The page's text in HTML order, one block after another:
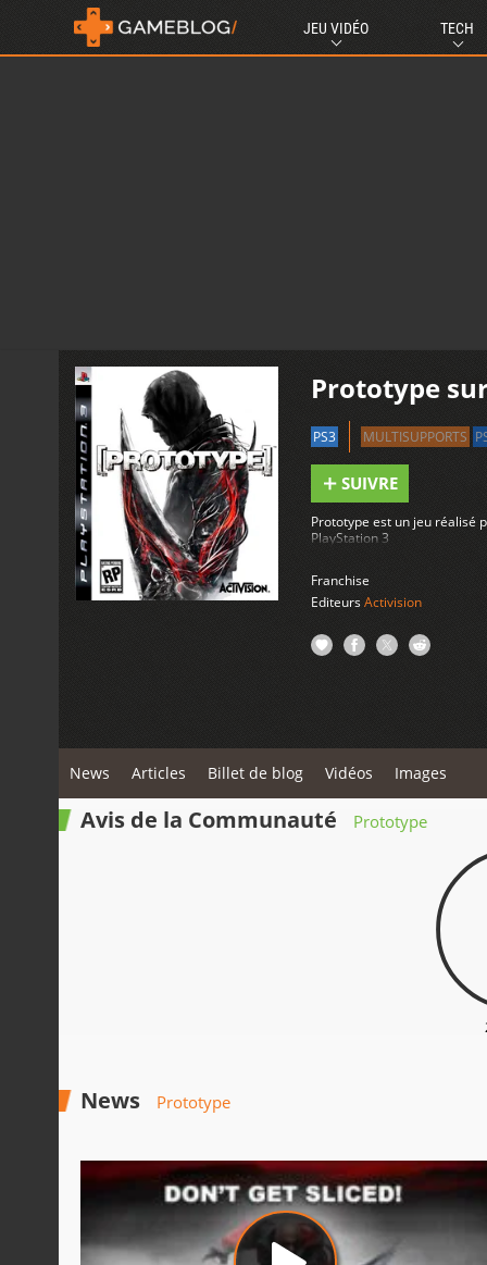
JEU VIDÉO TECH
Prototype
PS3 MULTISUPPORTS
SUIVRE
Prototype est un jeu réalisé
PlayStation 3
Franchise
EditeursActivision
News Articles Billet de blog Vidéos Images
Avis de la Communauté Prototype
News Prototype